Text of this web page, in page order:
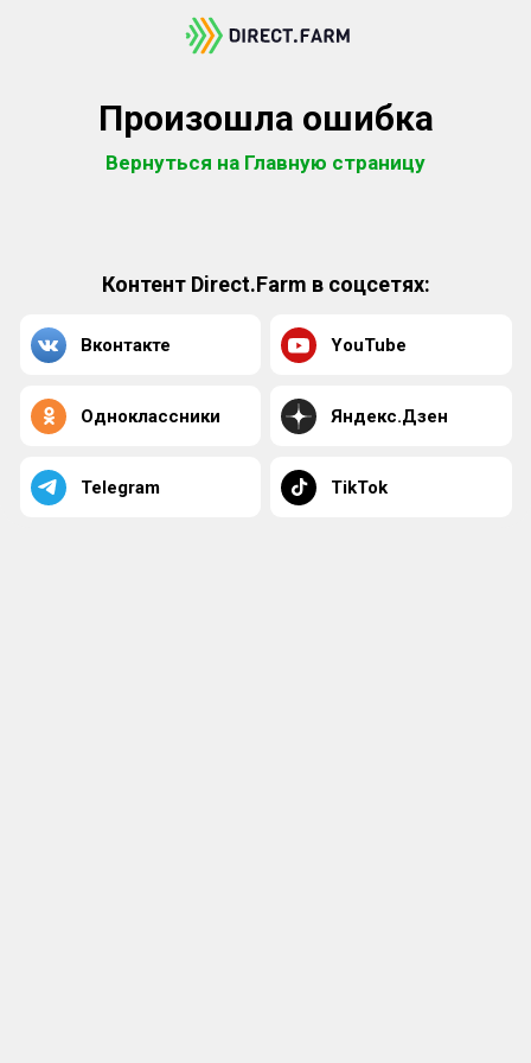
Произошла ошибка
Вернуться на Главную страницу
Контент Direct.Farm в соцсетях:
Вконтакте YouTube
Одноклассники Яндекс.Дзен
Telegram TikTok